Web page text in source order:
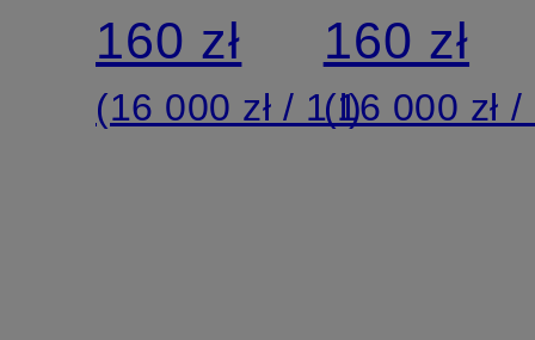
–
wersja
160 zł
(16 000 zł / 1 l)
160 zł
(16 000 zł /